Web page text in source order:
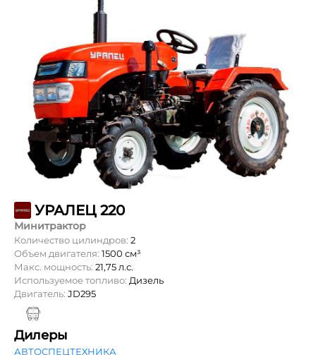
УРАЛЕЦ 220
Минитрактор
Количество цилиндров: 2
Объем двигателя: 1500 см³
Макс. мощность: 21,75 л.с.
Используемое топливо: Дизель
Двигатель: JD295
Дилеры
АВТОСПЕЦТЕХНИКА